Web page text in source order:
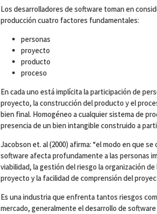
Los desarrolladores de software toman en
producción cuatro factores fundamentales:
personas
proyecto
producto
proceso
En cada uno está implícita la participación de
proyecto, la construcción del producto y el
bien final. Homogéneo a cualquier sistema de
presencia de un bien intangible construido a
Jacobson et. al (2000) afirma: “el modo en que
software afecta profundamente a las personas
viabilidad, la gestión del riesgo la organización
proyecto y la facilidad de comprensión del
Es una industria que enfrenta tantos riesgos
mercado, generalmente el desarrollo de